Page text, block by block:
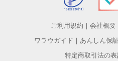
ご利用規約 ｜ 会社概要
ワラウガイド ｜ あんしん保
特定商取引法の表